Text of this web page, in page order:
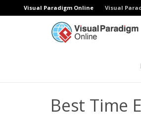
Visual Paradigm Online Visual
Best Time